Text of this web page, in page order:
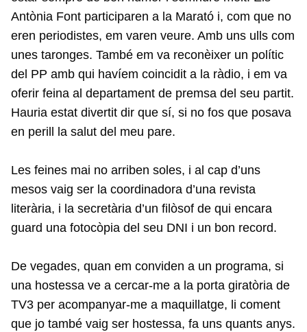
Antònia Font participaren a la Marató i, com que no
eren periodistes, em varen veure. Amb uns ulls com
unes taronges. També em va reconèixer un polític
del PP amb qui havíem coincidit a la ràdio, i em va
oferir feina al departament de premsa del seu partit.
Hauria estat divertit dir que sí, si no fos que posava
en perill la salut del meu pare.
Les feines mai no arriben soles, i al cap d’uns
mesos vaig ser la coordinadora d’una revista
literària, i la secretària d’un filòsof de qui encara
guard una fotocòpia del seu DNI i un bon record.
De vegades, quan em conviden a un programa, si
una hostessa ve a cercar-me a la porta giratòria de
TV3 per acompanyar-me a maquillatge, li coment
que jo també vaig ser hostessa, fa uns quants anys.